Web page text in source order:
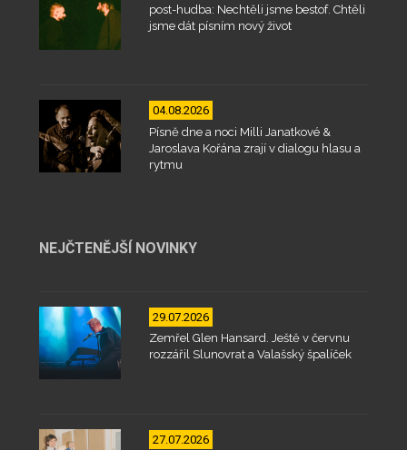
post-hudba: Nechtěli jsme bestof. Chtěli
jsme dát písním nový život
04.08.2026
Písně dne a noci Milli Janatkové &
Jaroslava Kořána zrají v dialogu hlasu a
rytmu
NEJČTENĚJŠÍ NOVINKY
29.07.2026
Zemřel Glen Hansard. Ještě v červnu
rozzářil Slunovrat a Valašský špalíček
27.07.2026